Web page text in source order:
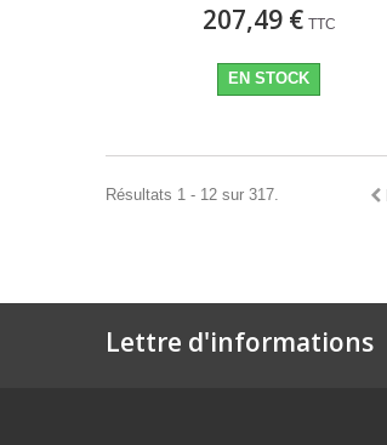
207,49 € TTC
EN STOCK
Résultats 1 - 12 sur 317.
Lettre d'informations